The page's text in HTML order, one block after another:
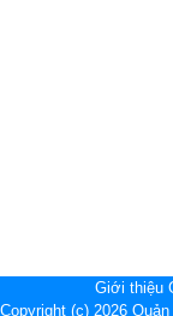
Giới thiệu
(c) 2026